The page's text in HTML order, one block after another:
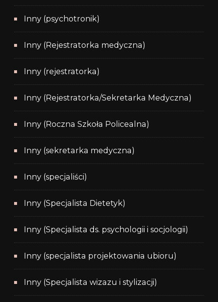
Inny (psychotronik)
Inny (Rejestratorka medyczna)
Inny (rejestratorka)
Inny (Rejestratorka/Sekretarka Medyczna)
Inny (Roczna Szkoła Policealna)
Inny (sekretarka medyczna)
Inny (specjaliści)
Inny (Specjalista Dietetyk)
Inny (Specjalista ds. psychologii i socjologii)
Inny (specjalista projektowania ubioru)
Inny (Specjalista wizazu i stylizacji)